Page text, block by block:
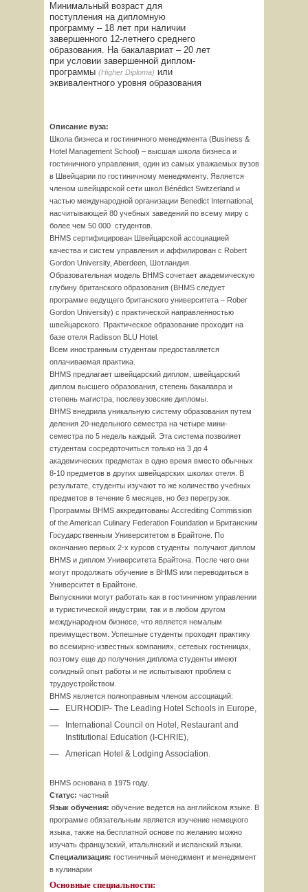
Минимальный возраст для
поступления на дипломную
программу – 18 лет при наличии
завершенного 12-летнего среднего
образования. На бакалавриат – 20 лет
при условии завершенной диплом-
программы (Higher Diploma) или
эквивалентного уровня образования
Описание вуза:
Школа бизнеса и гостиничного менеджмента (Business &
Hotel Management School) – высшая школа бизнеса и
гостиничного управления, один из самых уважаемых вузов
в Швейцарии по гостиничному менеджменту. Является
членом швейцарской сети школ Bénédict Switzerland и
частью международной организации Benedict International,
насчитывающей 80 учебных заведений по всему миру с
более чем 50 000 студентов.
BHMS сертифицирован Швейцарской ассоциацией
качества и систем управления и аффилирован с Robert
Gordon University, Aberdeen, Шотландия.
Образовательная модель BHMS сочетает академическую
глубину британского образования (BHMS следует
программе ведущего британского университета – Rober
Gordon University) c практической направленностью
швейцарского. Практическое образование проходит на
базе отеля Radisson BLU Hotel.
Всем иностранным студентам предоставляется
оплачиваемая практика.
BHMS предлагает швейцарский диплом, швейцарский
диплом высшего образования, степень бакалавра и
степень магистра, послевузовские дипломы.
BHMS внедрила уникальную систему образования путем
деления 20-недельного семестра на четыре мини-
семестра по 5 недель каждый. Эта система позволяет
студентам сосредоточиться только на 3 до 4
академических предметах в одно время вместо обычных
8-10 предметов в других швейцарских школах отеля. В
результате, студенты изучают то же количество учебных
предметов в течение 6 месяцев, но без перегрузок.
Программы BHMS аккредитованы Accrediting Commission
of the American Culinary Federation Foundation и Британским
Государственным Университетом в Брайтоне. По
окончанию первых 2-х курсов студенты получают диплом
BHMS и диплом Университета Брайтона. После чего они
могут продолжать обучение в BHMS или переводиться в
Университет в Брайтоне.
Выпускники могут работать как в гостиничном управлении
и туристической индустрии, так и в любом другом
международном бизнесе, что является немалым
преимуществом. Успешные студенты проходят практику
во всемирно-известных компаниях, сетевых гостиницах,
поэтому еще до получения диплома студенты имеют
солидный опыт работы и не испытывают проблем с
трудоустройством.
BHMS является полноправным членом ассоциаций:
EURHODIP- The Leading Hotel Schools in Europe,
International Council on Hotel, Restaurant and
Institutional Education (I-CHRIE),
American Hotel & Lodging Association.
BHMS основана в 1975 году.
Статус: частный
Язык обучения: обучение ведется на английском языке. В
программе обязательным является изучение немецкого
языка, также на бесплатной основе по желанию можно
изучать французский, итальянский и испанский языки.
Специализация: гостиничный менеджмент и менеджмент
в кулинарии
Основные специальности: